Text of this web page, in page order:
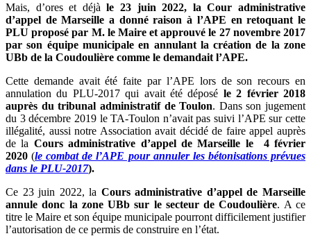
Mais, d’ores et déjà le 23 juin 2022, la Cour administrative
d’appel de Marseille a donné raison à l’APE en retoquant le
PLU proposé par M. le Maire et approuvé le 27 novembre 2017
par son équipe municipale en annulant la création de la zone
UBb de la Coudoulière comme le demandait l’APE.
Cette demande avait été faite par l’APE lors de son recours en
annulation du PLU-2017 qui avait été déposé le 2 février 2018
auprès du tribunal administratif de Toulon. Dans son jugement
du 3 décembre 2019 le TA-Toulon n’avait pas suivi l’APE sur cette
illégalité, aussi notre Association avait décidé de faire appel auprès
de la Cours administrative d’appel de Marseille le 4 février
2020 (le combat de l’APE pour annuler les bétonisations prévues
dans le PLU-2017).
Ce 23 juin 2022, la Cours administrative d’appel de Marseille
annule donc la zone UBb sur le secteur de Coudoulière. A ce
titre le Maire et son équipe municipale pourront difficilement justifier
l’autorisation de ce permis de construire en l’état.